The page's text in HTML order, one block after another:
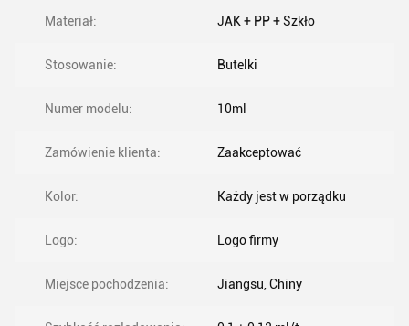
Materiał: JAK + PP + Szkło
Stosowanie: Butelki
Numer modelu: 10ml
Zamówienie klienta: Zaakceptować
Kolor: Każdy jest w porządku
Logo: Logo firmy
Miejsce pochodzenia: Jiangsu, Chiny